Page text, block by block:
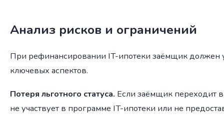
Анализ рисков и ограничений
При рефинансировании IT-ипотеки заёмщик должен
ключевых аспектов.
Потеря льготного статуса. Если заёмщик переходит
не участвует в программе IT-ипотеки или не